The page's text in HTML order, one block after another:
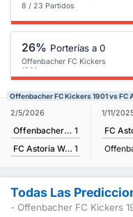
8 / 23 Partidos
26% Porterías a 0
Offenbacher FC Kickers
1901
Offenbacher FC Kickers 1901 vs
2/5/2026
Offenbacher FC Kickers 1901 1
FC Astoria Walldorf 1
1/11/
Todas Las
- Offenbacher FC Kickers